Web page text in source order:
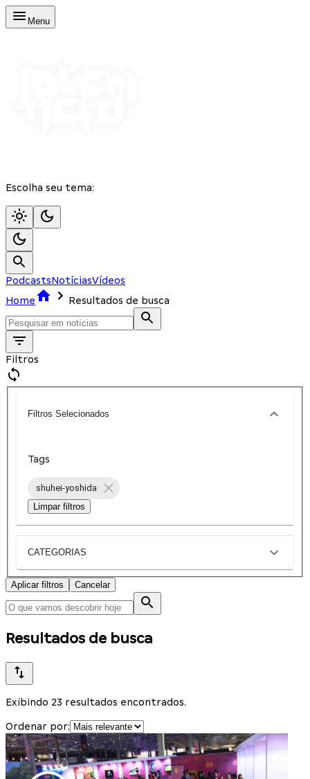
Menu
Escolha seu tema:
PodcastsNotíciasVídeos
Home
Resultados de busca
Filtros
Filtros Selecionados
Tags
shuhei-yoshida
Limpar filtros
CATEGORIAS
Aplicar filtros Cancelar
Resultados de busca
Exibindo 23 resultados encontrados.
Ordenar por: